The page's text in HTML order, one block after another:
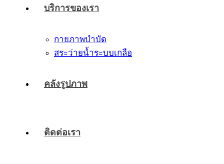
บริการของเรา
กายภาพบำบัด
สระว่ายน้ำระบบเกลือ
คลังรูปภาพ
ติดต่อเรา